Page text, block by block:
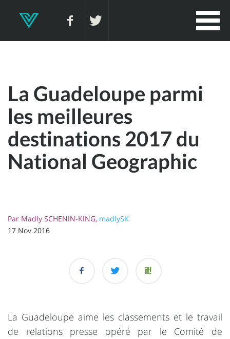
La Guadeloupe parmi
les meilleures
destinations 2017 du
National Geographic
Par Madly SCHENIN-KING, madlySK
17 Nov 2016
La Guadeloupe aime les classements et le travail
de relations presse opéré par le Comité de